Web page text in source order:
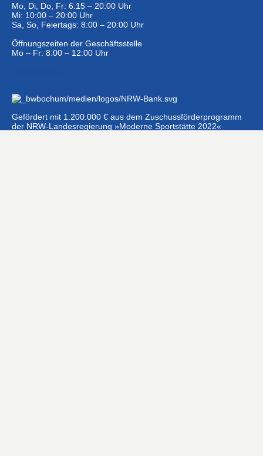
Mo, Di, Do, Fr: 6:15 – 20:00 Uhr
Mi: 10:00 – 20:00 Uhr
Sa, So, Feiertags: 8:00 – 20:00 Uhr
Öffnungszeiten der Geschäftsstelle
Mo – Fr: 8:00 – 12:00 Uhr
Gefördert mit 1.200.000 € aus dem Zuschussförderprogramm
der NRW-Landesregierung »Moderne Sportstätte 2022«